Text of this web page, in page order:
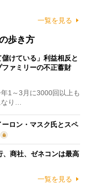
一覧を見る
歩き方
儲けている」利益相反と
ァミリーの不正蓄財
1～3月に3000回以上も
なり…
ーロン・マスク氏とスペ
、商社、ゼネコンは最高
一覧を見る